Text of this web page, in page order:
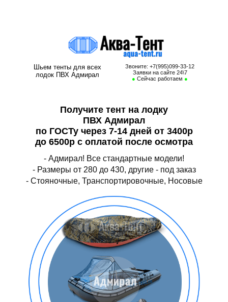
Шьем тенты для всех
лодок ПВХ Адмирал
Звоните: +7(995)099-33-12
Заявки на сайте 24\7
● Сейчас работаем ●
Получите тент на лодку
ПВХ Адмирал
по ГОСТу через 7-14 дней от 3400р
до 6500р с оплатой после осмотра
- Адмирал! Все стандартные модели!
- Размеры от 280 до 430, другие - под заказ
- Стояночные, Транспортировочные, Носовые